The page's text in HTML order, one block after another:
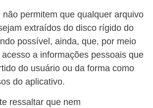
não permitem que qualquer arquivo
extraídos do disco rígido do
possível, ainda, que, por meio
a informações pessoais que
do usuário ou da forma como
do aplicativo.
ressaltar que nem